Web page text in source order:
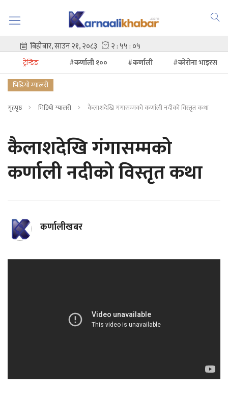
ट्रेन्डिङ #कर्णाली १०० #कर्णाली
#कोरोना भाइरस
भिडियो ग्यालरी
गृहपृष्ठ भिडियो ग्यालरी कैलाशदेखि गंगासम्मको कर्णाली नदीको विस्तृत कथा
कैलाशदेखि गंगासम्मको
कर्णाली नदीको विस्तृत कथा
कर्णालीखबर